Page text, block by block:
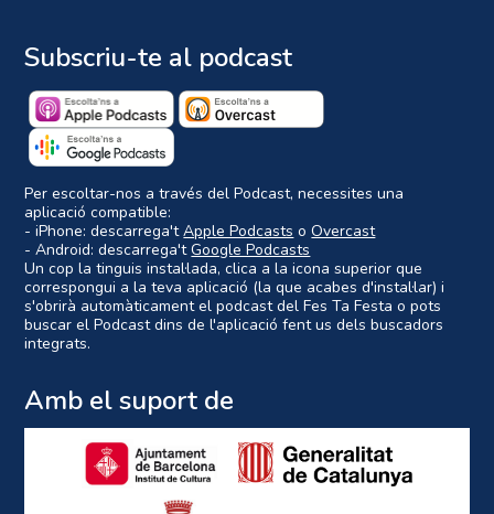
Subscriu-te al podcast
Per escoltar-nos a través del Podcast, necessites una
aplicació compatible:
- iPhone: descarrega'tApple Podcasts oOvercast
- Android: descarrega'tGoogle Podcasts
Un cop la tinguis instal·lada, clica a la icona superior que
correspongui a la teva aplicació (la que acabes d'instal·lar) i
s'obrirà automàticament el podcast del Fes Ta Festa o pots
buscar el Podcast dins de l'aplicació fent us dels buscadors
integrats.
Amb el suport de